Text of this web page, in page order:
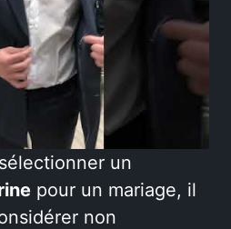
un
pour un mariage, il
non